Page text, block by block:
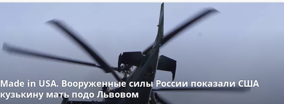
Made in USA. Вооруженные силы России показали США
кузькину мать подо Львовом